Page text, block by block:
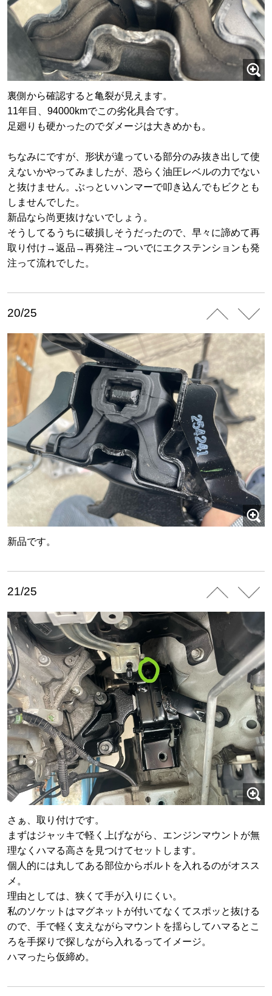
裏側から確認すると亀裂が見えます。
11年目、94000kmでこの劣化具合です。
足廻りも硬かったのでダメージは大きめかも。
ちなみにですが、形状が違っている部分のみ抜き出して使
えないかやってみましたが、恐らく油圧レベルの力でない
と抜けません。ぶっといハンマーで叩き込んでもビクとも
しませんでした。
新品なら尚更抜けないでしょう。
そうしてるうちに破損しそうだったので、早々に諦めて再
取り付け→返品→再発注→ついでにエクステンションも発
注って流れでした。
20/25
新品です。
21/25
さぁ、取り付けです。
まずはジャッキで軽く上げながら、エンジンマウントが無
理なくハマる高さを見つけてセットします。
個人的には丸してある部位からボルトを入れるのがオスス
メ。
理由としては、狭くて手が入りにくい。
私のソケットはマグネットが付いてなくてスポッと抜ける
ので、手で軽く支えながらマウントを揺らしてハマるとこ
ろを手探りで探しながら入れるってイメージ。
ハマったら仮締め。